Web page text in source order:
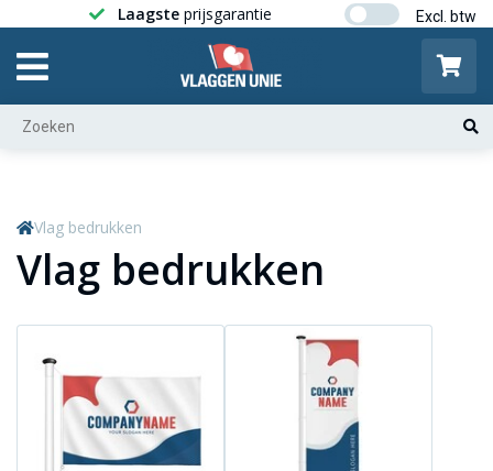
Laagste prijsgarantie Gratis
Vlag bedrukken
Vlag bedrukken